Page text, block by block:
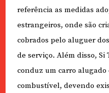
referência as medidas
estrangeiros, onde são
cobrados pelo aluguer
de serviço. Além disso, Si
conduz um carro alugado
combustível, devendo